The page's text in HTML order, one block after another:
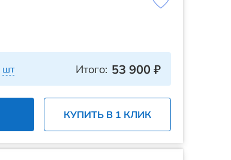
шт Итого: 53 900 ₽
КУПИТЬ В 1 КЛИК